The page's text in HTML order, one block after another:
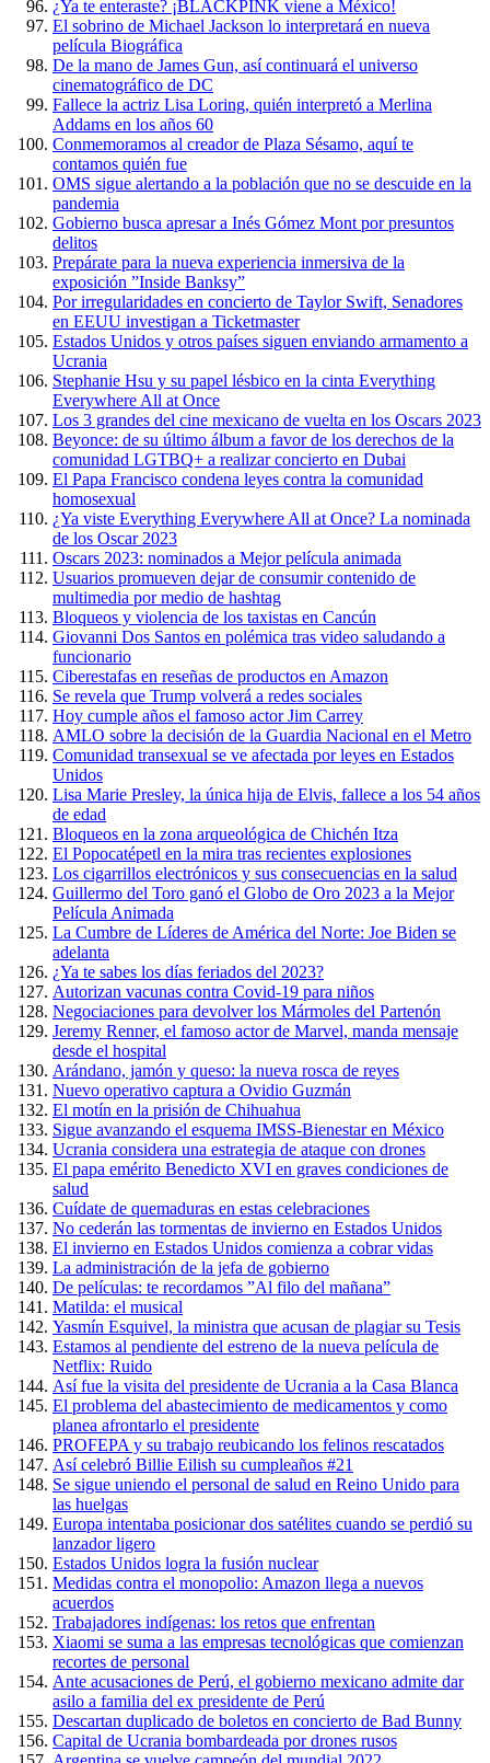
¿Ya te enteraste? ¡BLACKPINK viene a México!
El sobrino de Michael Jackson lo interpretará en nueva
película Biográfica
De la mano de James Gun, así continuará el universo
cinematográfico de DC
Fallece la actriz Lisa Loring, quién interpretó a Merlina
Addams en los años 60
Conmemoramos al creador de Plaza Sésamo, aquí te
contamos quién fue
OMS sigue alertando a la población que no se descuide en la
pandemia
Gobierno busca apresar a Inés Gómez Mont por presuntos
delitos
Prepárate para la nueva experiencia inmersiva de la
exposición ”Inside Banksy”
Por irregularidades en concierto de Taylor Swift, Senadores
en EEUU investigan a Ticketmaster
Estados Unidos y otros países siguen enviando armamento a
Ucrania
Stephanie Hsu y su papel lésbico en la cinta Everything
Everywhere All at Once
Los 3 grandes del cine mexicano de vuelta en los Oscars 2023
Beyonce: de su último álbum a favor de los derechos de la
comunidad LGTBQ+ a realizar concierto en Dubai
El Papa Francisco condena leyes contra la comunidad
homosexual
¿Ya viste Everything Everywhere All at Once? La nominada
de los Oscar 2023
Oscars 2023: nominados a Mejor película animada
Usuarios promueven dejar de consumir contenido de
multimedia por medio de hashtag
Bloqueos y violencia de los taxistas en Cancún
Giovanni Dos Santos en polémica tras video saludando a
funcionario
Ciberestafas en reseñas de productos en Amazon
Se revela que Trump volverá a redes sociales
Hoy cumple años el famoso actor Jim Carrey
AMLO sobre la decisión de la Guardia Nacional en el Metro
Comunidad transexual se ve afectada por leyes en Estados
Unidos
Lisa Marie Presley, la única hija de Elvis, fallece a los 54 años
de edad
Bloqueos en la zona arqueológica de Chichén Itza
El Popocatépetl en la mira tras recientes explosiones
Los cigarrillos electrónicos y sus consecuencias en la salud
Guillermo del Toro ganó el Globo de Oro 2023 a la Mejor
Película Animada
La Cumbre de Líderes de América del Norte: Joe Biden se
adelanta
¿Ya te sabes los días feriados del 2023?
Autorizan vacunas contra Covid-19 para niños
Negociaciones para devolver los Mármoles del Partenón
Jeremy Renner, el famoso actor de Marvel, manda mensaje
desde el hospital
Arándano, jamón y queso: la nueva rosca de reyes
Nuevo operativo captura a Ovidio Guzmán
El motín en la prisión de Chihuahua
Sigue avanzando el esquema IMSS-Bienestar en México
Ucrania considera una estrategia de ataque con drones
El papa emérito Benedicto XVI en graves condiciones de
salud
Cuídate de quemaduras en estas celebraciones
No cederán las tormentas de invierno en Estados Unidos
El invierno en Estados Unidos comienza a cobrar vidas
La administración de la jefa de gobierno
De películas: te recordamos ”Al filo del mañana”
Matilda: el musical
Yasmín Esquivel, la ministra que acusan de plagiar su Tesis
Estamos al pendiente del estreno de la nueva película de
Netflix: Ruido
Así fue la visita del presidente de Ucrania a la Casa Blanca
El problema del abastecimiento de medicamentos y como
planea afrontarlo el presidente
PROFEPA y su trabajo reubicando los felinos rescatados
Así celebró Billie Eilish su cumpleaños #21
Se sigue uniendo el personal de salud en Reino Unido para
las huelgas
Europa intentaba posicionar dos satélites cuando se perdió su
lanzador ligero
Estados Unidos logra la fusión nuclear
Medidas contra el monopolio: Amazon llega a nuevos
acuerdos
Trabajadores indígenas: los retos que enfrentan
Xiaomi se suma a las empresas tecnológicas que comienzan
recortes de personal
Ante acusaciones de Perú, el gobierno mexicano admite dar
asilo a familia del ex presidente de Perú
Descartan duplicado de boletos en concierto de Bad Bunny
Capital de Ucrania bombardeada por drones rusos